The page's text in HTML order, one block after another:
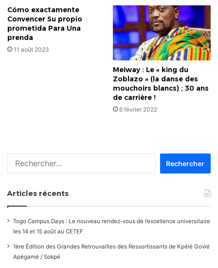
Cómo exactamente
Convencer Su propio
prometida Para Una
prenda
11 août 2023
Meiway : Le « king du
Zoblazo » (la danse des
mouchoirs blancs) ; 30 ans
de carrière !
6 février 2022
Articles récents
Togo Campus Days : Le nouveau rendez-vous de l’excellence universitaire
les 14 et 15 août au CETEF
1ère Édition des Grandes Retrouvailles des Ressortissants de Kpélé Govié
Apégamé / Sokpé